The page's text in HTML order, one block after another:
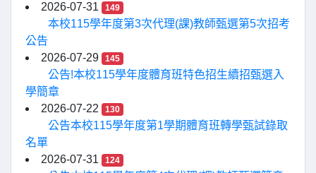
2026-07-31
149
本校115學年度第3次代理(課)教師甄選第5次招考
公告
2026-07-29
145
公告!本校115學年度體育班特色招生續招甄選入
學簡章
2026-07-22
130
公告本校115學年度第1學期體育班轉學甄試錄取
名單
2026-07-31
124